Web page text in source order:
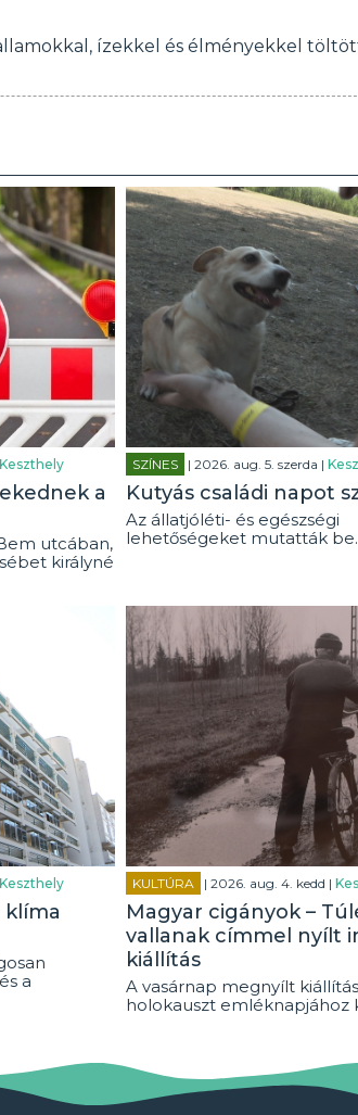
ízekkel és élményekkel
Keszthely
a
utcában,
királyné
SZÍNES | 2026. aug. 5. szerda |
Kutyás családi napot
Az állatjóléti- és egészségi
lehetőségeket mutatták be.
Keszthely
a
KULTÚRA | 2026. aug. 4. kedd |
Magyar cigányok –
vallanak címmel nyílt
kiállítás
A vasárnap megnyílt
holokauszt emléknapjához